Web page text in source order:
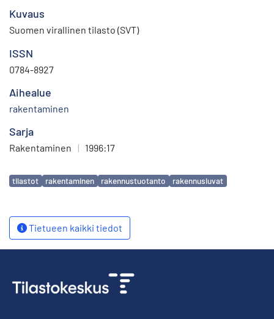
Kuvaus
Suomen virallinen tilasto (SVT)
ISSN
0784-8927
Aihealue
rakentaminen
Sarja
Rakentaminen | 1996:17
Avainsanat
tilastot rakentaminen rakennustuotanto rakennusluvat
Tietueen kaikki tiedot